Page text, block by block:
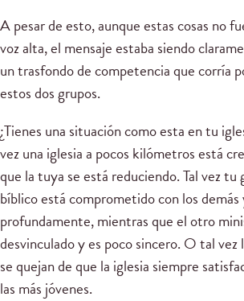
A pesar de esto, aunque estas cosas no
voz alta, el mensaje estaba siendo
un trasfondo de competencia que corría
estos dos grupos.
¿Tienes una situación como esta en tu
vez una iglesia a pocos kilómetros está
que la tuya se está reduciendo. Tal vez
bíblico está comprometido con los
profundamente, mientras que el otro
desvinculado y es poco sincero. O tal vez
se quejan de que la iglesia siempre
las más jóvenes.